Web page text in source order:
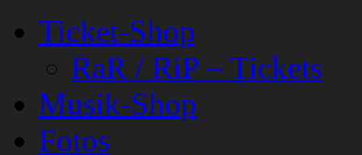
Ticket-Shop
RaR / RiP – Tickets
Musik-Shop
Fotos